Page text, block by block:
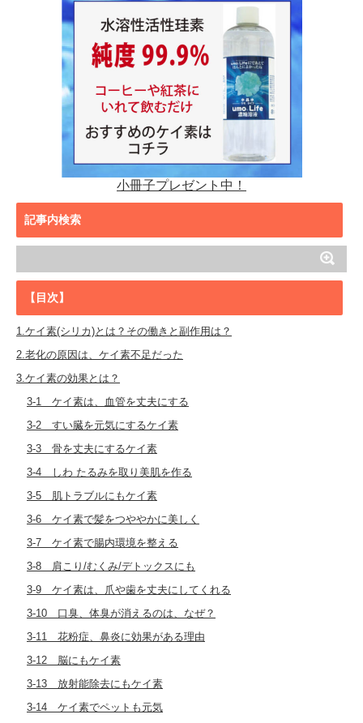
小冊子プレゼント中！
記事内検索
【目次】
1.ケイ素(シリカ)とは？その働きと副作用は？
2.老化の原因は、ケイ素不足だった
3.ケイ素の効果とは？
3-1 ケイ素は、血管を丈夫にする
3-2 すい臓を元気にするケイ素
3-3 骨を丈夫にするケイ素
3-4 しわ たるみを取り美肌を作る
3-5 肌トラブルにもケイ素
3-6 ケイ素で髪をつややかに美しく
3-7 ケイ素で腸内環境を整える
3-8 肩こり/むくみ/デトックスにも
3-9 ケイ素は、爪や歯を丈夫にしてくれる
3-10 口臭、体臭が消えるのは、なぜ？
3-11 花粉症、鼻炎に効果がある理由
3-12 脳にもケイ素
3-13 放射能除去にもケイ素
3-14 ケイ素でペットも元気